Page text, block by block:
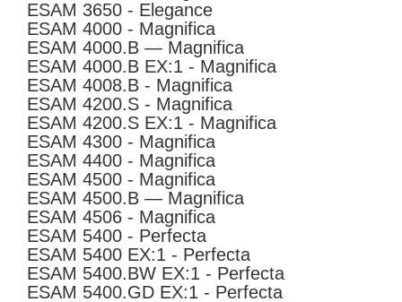
ESAM 3650 - Elegance
ESAM 4000 - Magnifica
ESAM 4000.B — Magnifica
ESAM 4000.B EX:1 - Magnifica
ESAM 4008.B - Magnifica
ESAM 4200.S - Magnifica
ESAM 4200.S EX:1 - Magnifica
ESAM 4300 - Magnifica
ESAM 4400 - Magnifica
ESAM 4500 - Magnifica
ESAM 4500.B — Magnifica
ESAM 4506 - Magnifica
ESAM 5400 - Perfecta
ESAM 5400 EX:1 - Perfecta
ESAM 5400.BW EX:1 - Perfecta
ESAM 5400.GD EX:1 - Perfecta